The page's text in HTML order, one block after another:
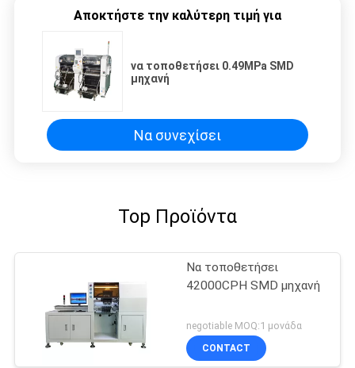
Αποκτήστε την καλύτερη τιμή για
να τοποθετήσει 0.49MPa SMD
μηχανή
Να συνεχίσει
Top Προϊόντα
Να τοποθετήσει
42000CPH SMD μηχανή
negotiable MOQ:1 μονάδα
CONTACT